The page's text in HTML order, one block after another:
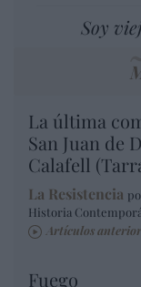
Soy
La última
San Juan de
Calafell
La Resistencia
Historia
Artículos
Fuego